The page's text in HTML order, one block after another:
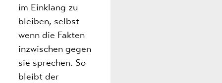
im Einklang zu
bleiben, selbst
wenn die Fakten
inzwischen gegen
sie sprechen. So
bleibt der